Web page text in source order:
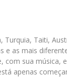
Turquia, Taiti,
as mais
com sua música,
apenas